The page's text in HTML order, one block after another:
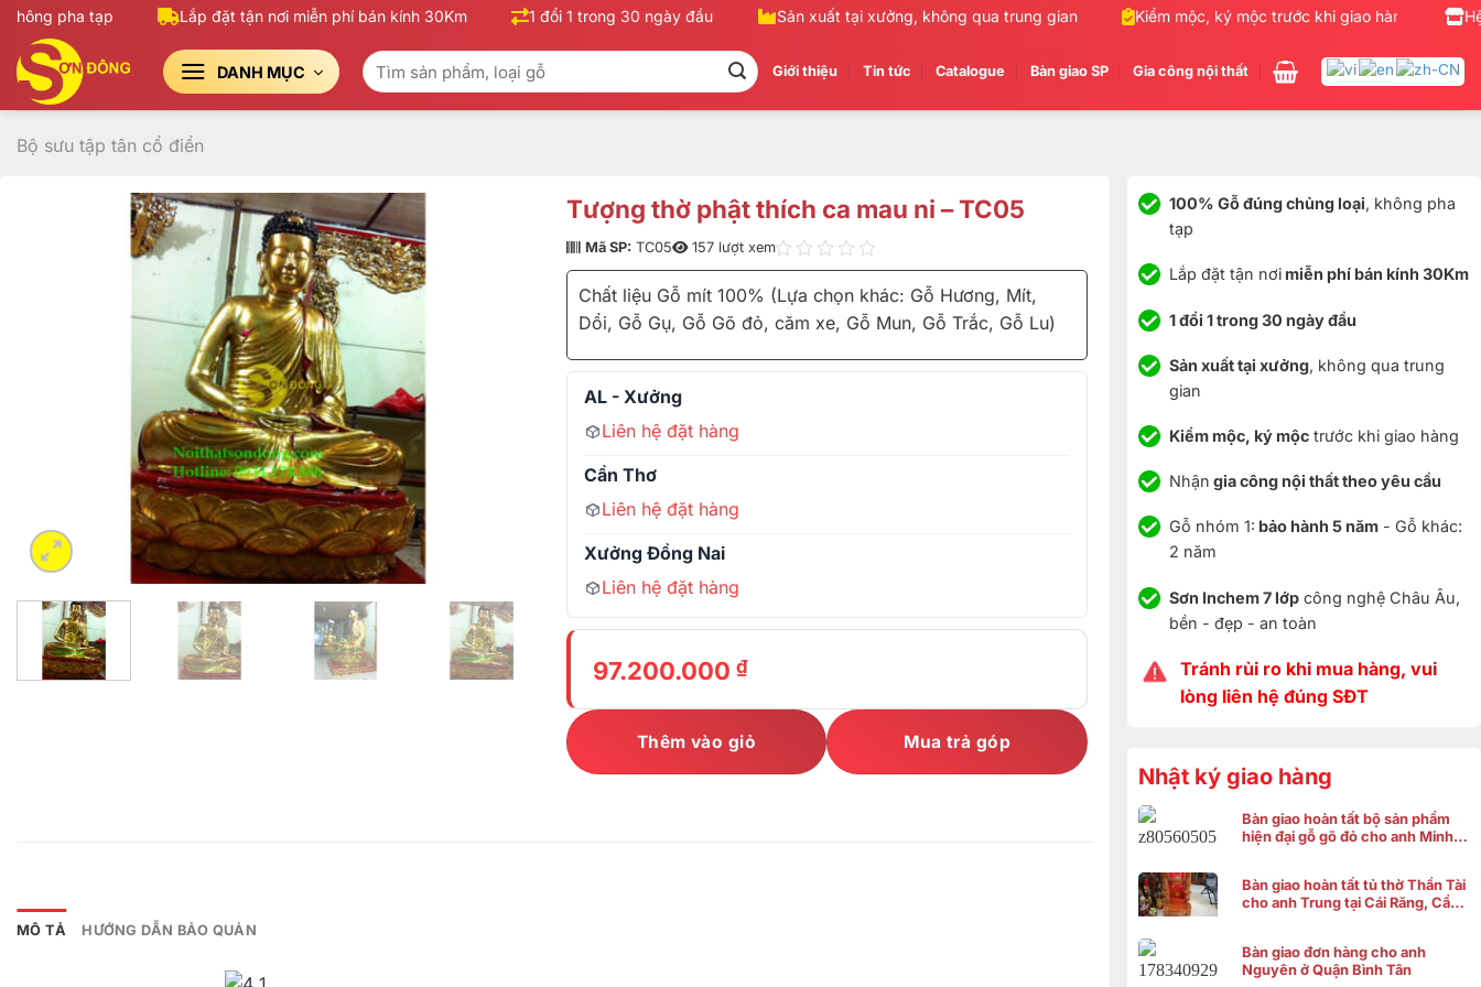
Bỏ
nội
dung
pha tạp Lắp đặt tận nơi miễn phí bán kính 30Km 1 đổi 1 trong 30 ngày đầu Sản xuất tại xưởng, không qua trung gian Kiểm mộc, ký mộc trước khi giao hàng
DANH MỤC
Tìm
kiếm:
Giới thiệu Tin tức Catalogue Bàn giao SP Gia công nội thất
Bộ sưu tập tân cổ điển
100% Gỗ đúng chủng loại, không pha
tạp
Lắp đặt tận nơimiễn phí bán kính 30Km
1 đổi 1 trong 30 ngày đầu
Sản xuất tại xưởng, không qua trung
gian
Kiểm mộc, ký mộctrước khi giao hàng
Nhận gia công nội thất theo yêu cầu
Gỗ nhóm 1: bảo hành 5 năm- Gỗ khác:
2 năm
Sơn Inchem 7 lớpcông nghệ Châu Âu,
bền - đẹp - an toàn
Tránh rủi ro khi mua hàng, vui
lòng liên hệ đúng SĐT
Nhật ký giao hàng
Bàn giao hoàn tất bộ sản phẩm
hiện đại gỗ gõ đỏ cho anh Minh ở
Bàn giao hoàn tất tủ thờ Thần Tài
cho anh Trung tại Cái Răng, Cần
Bàn giao đơn hàng cho anh
Nguyên ở Quận Bình Tân
Tượng thờ phật thích ca mau ni – TC05
Mã SP: TC05 157 lượt xem
Chất liệu Gỗ mít 100% (Lựa chọn khác: Gỗ Hương, Mít,
Dổi, Gỗ Gụ, Gỗ Gõ đỏ, căm xe, Gỗ Mun, Gỗ Trắc, Gỗ Lu)
AL - Xưởng
Liên hệ đặt hàng
Cần Thơ
Liên hệ đặt hàng
Xưởng Đồng Nai
Liên hệ đặt hàng
97.200.000 ₫
Thêm vào giỏ Mua trả góp
MÔ TẢ HƯỚNG DẪN BẢO QUẢN